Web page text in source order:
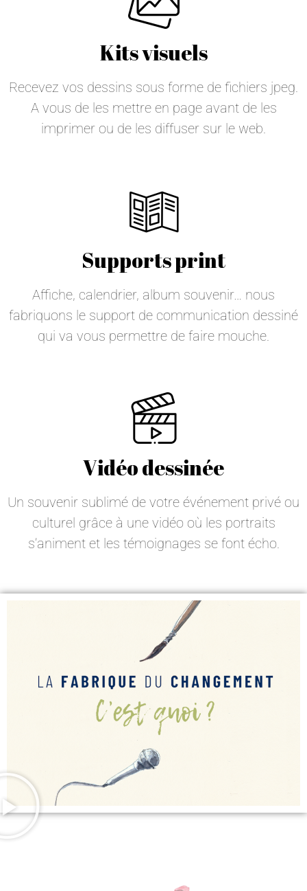
Kits visuels
Recevez vos dessins sous forme de fichiers jpeg.
A vous de les mettre en page avant de les
imprimer ou de les diffuser sur le web.
Supports print
Affiche, calendrier, album souvenir… nous
fabriquons le support de communication dessiné
qui va vous permettre de faire mouche.
Vidéo dessinée
Un souvenir sublimé de votre événement privé ou
culturel grâce à une vidéo où les portraits
s’animent et les témoignages se font écho.